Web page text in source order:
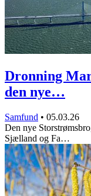
Dronning
den nye…
Samfund • 05.03.26
Den nye
Sjælland og Fa…